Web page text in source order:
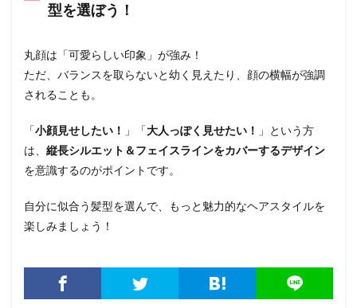
型を選ぼう！
丸顔は「可愛らしい印象」が強み！
ただ、バランスを取らないと幼く見えたり、顔の横幅が強調
されることも。
「小顔見せしたい！ 」「大人っぽく見せたい！ 」という方
は、 縦長シルエット＆フェイスラインをカバーするデザイン
を意識するのがポイントです。
自分に似合う髪型を選んで、もっと魅力的なヘアスタイルを
楽しみましょう！